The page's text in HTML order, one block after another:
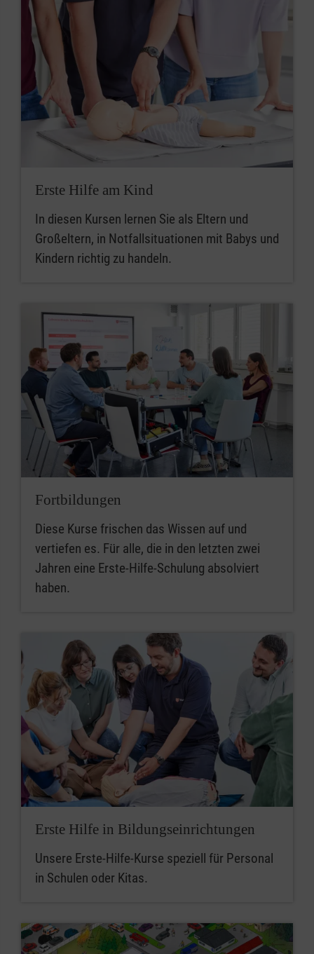
Erste Hilfe am Kind
In diesen Kursen lernen Sie als Eltern und
Großeltern, in Notfallsituationen mit Babys und
Kindern richtig zu handeln.
Fortbildungen
Diese Kurse frischen das Wissen auf und
vertiefen es. Für alle, die in den letzten zwei
Jahren eine Erste-Hilfe-Schulung absolviert
haben.
Erste Hilfe in Bildungseinrichtungen
Unsere Erste-Hilfe-Kurse speziell für Personal
in Schulen oder Kitas.